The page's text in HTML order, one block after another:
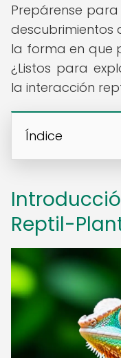
Prepárense
descubrimientos
la forma en que
¿Listos para
la interacción
Índice
Reptil-